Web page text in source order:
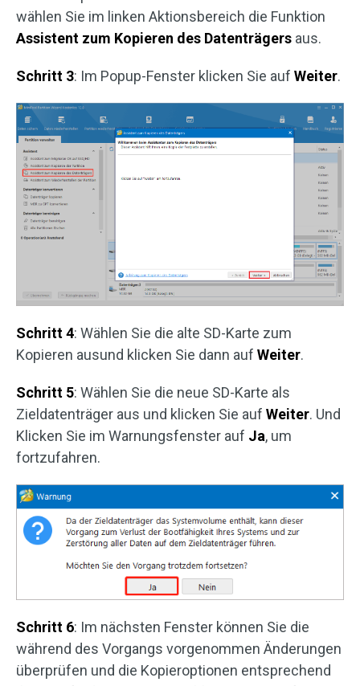
wählen Sie im linken Aktionsbereich die Funktion
Assistent zum Kopieren des Datenträgers aus.
Schritt 3: Im Popup-Fenster klicken Sie auf Weiter.
Schritt 4: Wählen Sie die alte SD-Karte zum
Kopieren ausund klicken Sie dann auf Weiter.
Schritt 5: Wählen Sie die neue SD-Karte als
Zieldatenträger aus und klicken Sie auf Weiter. Und
Klicken Sie im Warnungsfenster auf Ja, um
fortzufahren.
Schritt 6: Im nächsten Fenster können Sie die
während des Vorgangs vorgenommen Änderungen
überprüfen und die Kopieroptionen entsprechend